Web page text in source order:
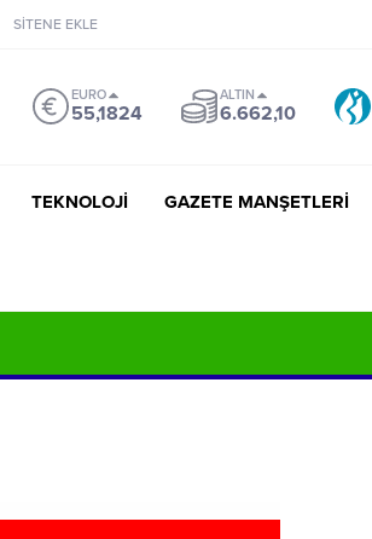
SİTENE EKLE
EURO
55,1824
ALTIN
6.662,10
TEKNOLOJİ GAZETE MANŞETLERİ